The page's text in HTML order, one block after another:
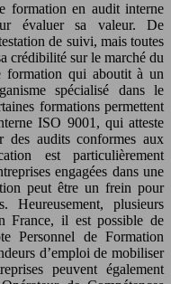
formation en audit interne
évaluer sa valeur. De
de suivi, mais toutes
crédibilité sur le marché du
formation qui aboutit à un
spécialisé dans le
formations permettent
ISO 9001, qui atteste
des audits conformes aux
est particulièrement
engagées dans une
peut être un frein pour
Heureusement, plusieurs
France, il est possible de
Personnel de Formation
d’emploi de mobiliser
peuvent également